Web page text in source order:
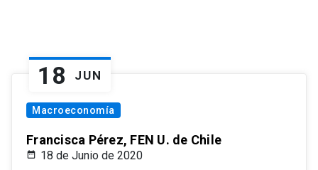
18 JUN
Macroeconomía
Francisca Pérez, FEN U. de Chile
18 de Junio de 2020